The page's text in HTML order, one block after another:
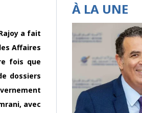
a fait
Affaires
fois que
dossiers
avec
À LA UNE